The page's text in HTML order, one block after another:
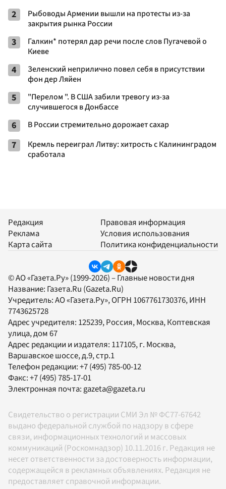
2
Рыбоводы Армении вышли на протесты из-за
закрытия рынка России
3
Галкин* потерял дар речи после слов Пугачевой о
Киеве
4
Зеленский неприлично повел cебя в присутствии
фон дер Ляйен
5
"Перелом ". В США забили тревогу из-за
случившегося в Донбассе
6 В России стремительно дорожает сахар
7
Кремль переиграл Литву: хитрость с Калининградом
сработала
Редакция
Реклама
Карта сайта
Правовая информация
Условия использования
Политика конфиденциальности
© АО «Газета.Ру» (1999-2026) – Главные новости дня
Название: Газета.Ru (Gazeta.Ru)
Учредитель:АО «Газета.Ру», ОГРН 1067761730376, ИНН
7743625728
Адрес учредителя: 125239, Россия, Москва, Коптевская
улица, дом 67
Адрес редакции и издателя: 117105, г. Москва,
Варшавское шоссе, д.9, стр.1
Телефон редакции:+7 (495) 785-00-12
Факс:+7 (495) 785-17-01
Электронная почта:gazeta@gazeta.ru
Свидетельство о регистрации СМИ Эл № ФС77-67642
выдано федеральной службой по надзору в сфере
связи, информационных технологий и массовых
коммуникаций (Роскомнадзор) 10.11.2016 г. Редакция не
несет ответственности за достоверность информации,
содержащейся в рекламных объявлениях. Редакция не
предоставляет справочной информации.